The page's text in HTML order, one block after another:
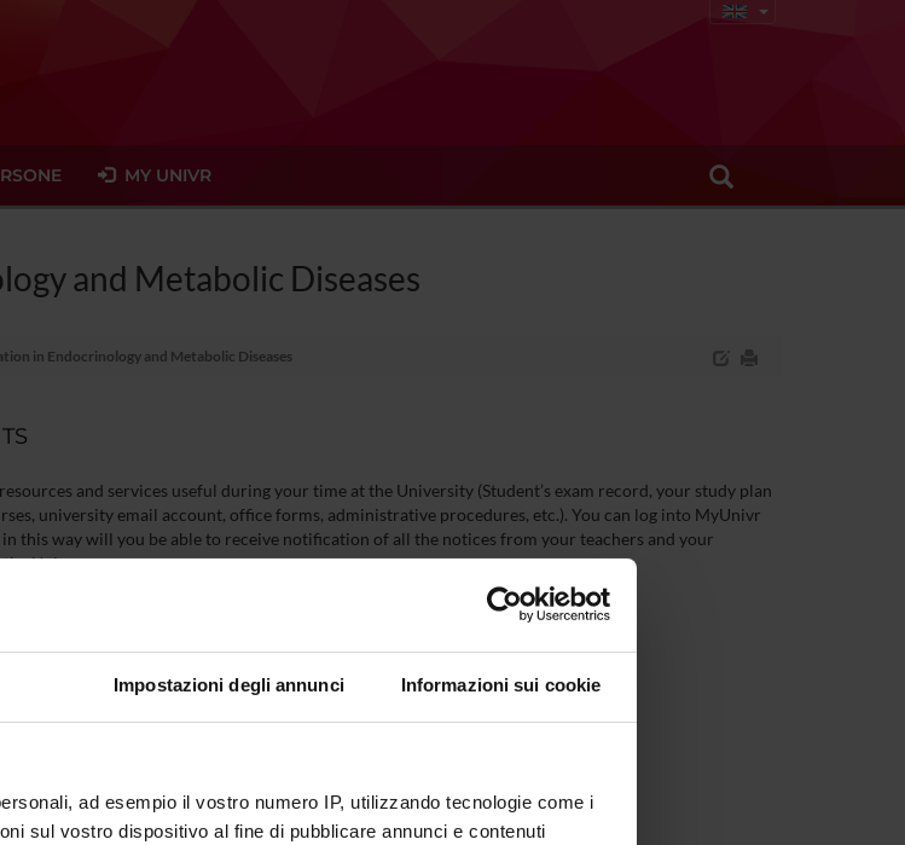
Impostazioni degli annunci Informazioni sui cookie
ad esempio il vostro numero IP, utilizzando tecnologie come i
sul vostro dispositivo al fine di pubblicare annunci e contenuti
MY UNIVR
and Metabolic Diseases
in Endocrinology and Metabolic Diseases
and services useful during your time at the University (Student’s exam record, your study plan
university email account, office forms, administrative procedures, etc.). You can log into MyUnivr
this way will you be able to receive notification of all the notices from your teachers and your
Univr app.